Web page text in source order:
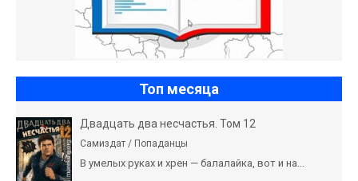
Топ месяца
Двадцать два несчастья. Том 12
Самиздат / Попаданцы
В умелых руках и хрен — балалайка, вот и на...